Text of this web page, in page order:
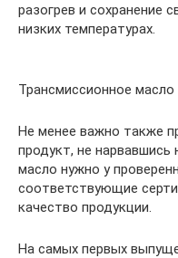
разогрев и сохранение
низких температурах.
Трансмиссионное масло
Не менее важно также
продукт, не нарвавшись
масло нужно у
соответствующие
качество продукции.
На самых первых